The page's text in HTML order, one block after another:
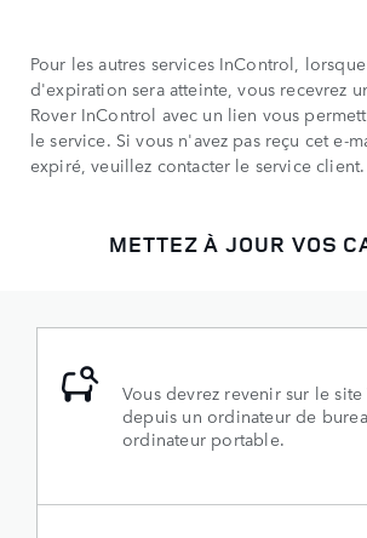
Pour les autres services InControl,
d'expiration sera atteinte, vous recevrez
Rover InControl avec un lien vous
le service. Si vous n'avez pas reçu cet e-
expiré, veuillez contacter le service client.
METTEZ À JOUR VOS
Vous devrez revenir sur le site
depuis un ordinateur de
ordinateur portable.